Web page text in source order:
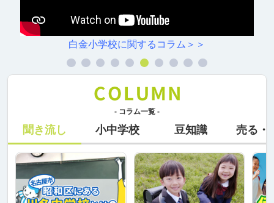
白金小学校に関するコラム＞＞
- コラム一覧 -
聞き流し 小中学校 豆知識 売る・